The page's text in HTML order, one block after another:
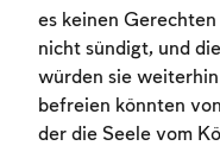
es keinen
nicht sündigt, und
würden sie weiterhin
befreien könnten
der die Seele vom